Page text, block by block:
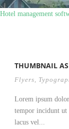
Hotel management
THUMBNAIL
Flyers,
Lorem ipsum
tempor incidunt ut
lacus vel...